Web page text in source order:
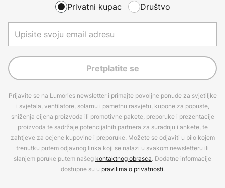
Privatni kupac Društvo
Pretplatite se
Prijavite se na Lumories newsletter i primajte povoljne ponude za svjetiljke
i svjetala, ventilatore, solarnu i pametnu rasvjetu, kupone za popuste,
sniženja cijena proizvoda ili promotivne pakete, preporuke i prezentacije
proizvoda te sadržaje potencijalnih partnera za suradnju i ankete, te
zahtjeve za ocjene kupovine i preporuke. Možete se odjaviti u bilo kojem
trenutku putem odjavnog linka koji se nalazi u svakom newsletteru ili
slanjem poruke putem našeg kontaktnog obrasca. Dodatne informacije
dostupne su u pravilima o privatnosti.